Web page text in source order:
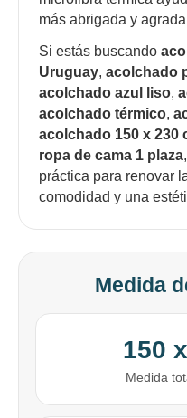
más abrigada y
Si estás buscando
Uruguay, acolchado
acolchado azul liso,
acolchado térmico,
acolchado 150 x 230
ropa de cama 1 plaza
práctica para renovar
comodidad y una
Medida
150
Medida
Comprá
cuotas
¡Sumate a la
Comprá en 3
12 cuotas *
* sujeto
Verifica si estás
Cédula de identidad
Estás calificado
¡Tenés hasta
para
* sujeto a aprobación
Parece que no
el
¡Algo